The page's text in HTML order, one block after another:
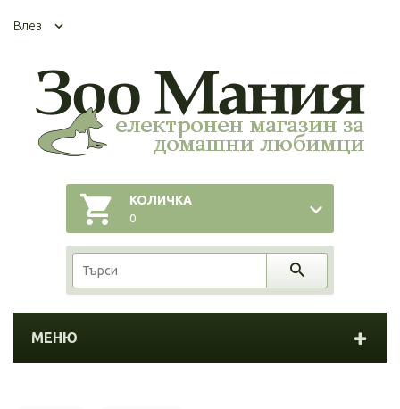
Влез
КОЛИЧКА
0
МЕНЮ